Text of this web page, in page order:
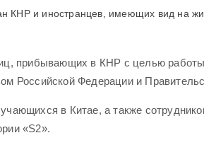
КНР и иностранцев, имеющих вид на
прибывающих в КНР с целью
Российской Федерации и
в Китае, а также
«S2».